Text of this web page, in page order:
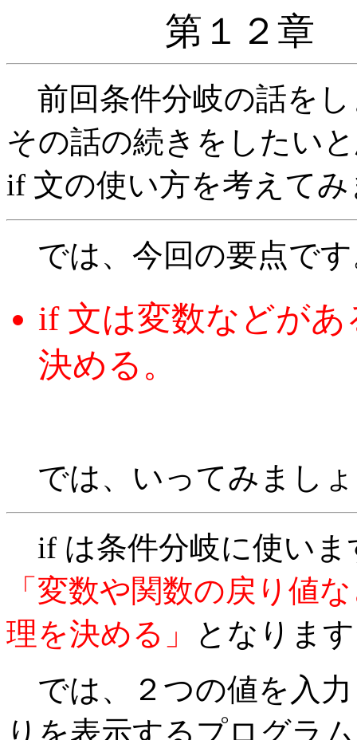
第１２章
前回条件分岐の話を
その話の続きをしたい
if 文の使い方を考えて
では、今回の要点で
if 文は変数などが
決める。
では、いってみまし
if は条件分岐に使いま
「変数や関数の戻り値
理を決める」
となりま
では、２つの値を入
りを表示するプログラ